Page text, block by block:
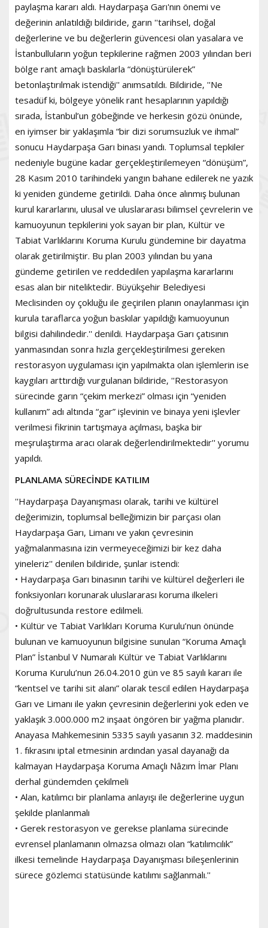
paylaşma kararı aldı. Haydarpaşa Garı'nın önemi ve
değerinin anlatıldığı bildiride, garın ''tarihsel, doğal
değerlerine ve bu değerlerin güvencesi olan yasalara ve
İstanbulluların yoğun tepkilerine rağmen 2003 yılından beri
bölge rant amaçlı baskılarla “dönüştürülerek”
betonlaştırılmak istendiği'' anımsatıldı. Bildiride, ''Ne
tesadüf ki, bölgeye yönelik rant hesaplarının yapıldığı
sırada, İstanbul’un göbeğinde ve herkesin gözü önünde,
en iyimser bir yaklaşımla “bir dizi sorumsuzluk ve ihmal”
sonucu Haydarpaşa Garı binası yandı. Toplumsal tepkiler
nedeniyle bugüne kadar gerçekleştirilemeyen “dönüşüm”,
28 Kasım 2010 tarihindeki yangın bahane edilerek ne yazık
ki yeniden gündeme getirildi. Daha önce alınmış bulunan
kurul kararlarını, ulusal ve uluslararası bilimsel çevrelerin ve
kamuoyunun tepkilerini yok sayan bir plan, Kültür ve
Tabiat Varlıklarını Koruma Kurulu gündemine bir dayatma
olarak getirilmiştir. Bu plan 2003 yılından bu yana
gündeme getirilen ve reddedilen yapılaşma kararlarını
esas alan bir niteliktedir. Büyükşehir Belediyesi
Meclisinden oy çokluğu ile geçirilen planın onaylanması için
kurula taraflarca yoğun baskılar yapıldığı kamuoyunun
bilgisi dahilindedir.'' denildi. Haydarpaşa Garı çatısının
yanmasından sonra hızla gerçekleştirilmesi gereken
restorasyon uygulaması için yapılmakta olan işlemlerin ise
kaygıları arttırdığı vurgulanan bildiride, ''Restorasyon
sürecinde garın “çekim merkezi” olması için “yeniden
kullanım” adı altında “gar” işlevinin ve binaya yeni işlevler
verilmesi fikrinin tartışmaya açılması, başka bir
meşrulaştırma aracı olarak değerlendirilmektedir'' yorumu
yapıldı.
PLANLAMA SÜRECİNDE KATILIM
''Haydarpaşa Dayanışması olarak, tarihi ve kültürel
değerimizin, toplumsal belleğimizin bir parçası olan
Haydarpaşa Garı, Limanı ve yakın çevresinin
yağmalanmasına izin vermeyeceğimizi bir kez daha
yineleriz'' denilen bildiride, şunlar istendi:
• Haydarpaşa Garı binasının tarihi ve kültürel değerleri ile
fonksiyonları korunarak uluslararası koruma ilkeleri
doğrultusunda restore edilmeli.
• Kültür ve Tabiat Varlıkları Koruma Kurulu’nun önünde
bulunan ve kamuoyunun bilgisine sunulan “Koruma Amaçlı
Plan” İstanbul V Numaralı Kültür ve Tabiat Varlıklarını
Koruma Kurulu’nun 26.04.2010 gün ve 85 sayılı kararı ile
“kentsel ve tarihi sit alanı” olarak tescil edilen Haydarpaşa
Garı ve Limanı ile yakın çevresinin değerlerini yok eden ve
yaklaşık 3.000.000 m2 inşaat öngören bir yağma planıdır.
Anayasa Mahkemesinin 5335 sayılı yasanın 32. maddesinin
1. fıkrasını iptal etmesinin ardından yasal dayanağı da
kalmayan Haydarpaşa Koruma Amaçlı Nâzım İmar Planı
derhal gündemden çekilmeli
• Alan, katılımcı bir planlama anlayışı ile değerlerine uygun
şekilde planlanmalı
• Gerek restorasyon ve gerekse planlama sürecinde
evrensel planlamanın olmazsa olmazı olan “katılımcılık”
ilkesi temelinde Haydarpaşa Dayanışması bileşenlerinin
sürece gözlemci statüsünde katılımı sağlanmalı.''